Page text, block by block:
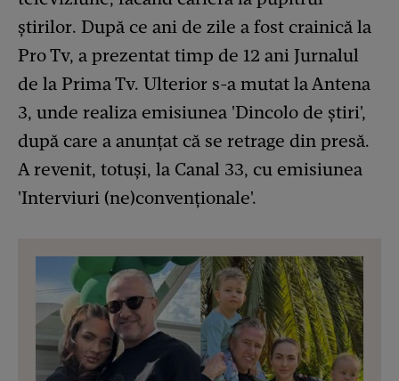
știrilor. După ce ani de zile a fost crainică la
Pro Tv, a prezentat timp de 12 ani Jurnalul
de la Prima Tv. Ulterior s-a mutat la Antena
3, unde realiza emisiunea 'Dincolo de știri',
după care a anunțat că se retrage din presă.
A revenit, totuși, la Canal 33, cu emisiunea
'Interviuri (ne)convenționale'.